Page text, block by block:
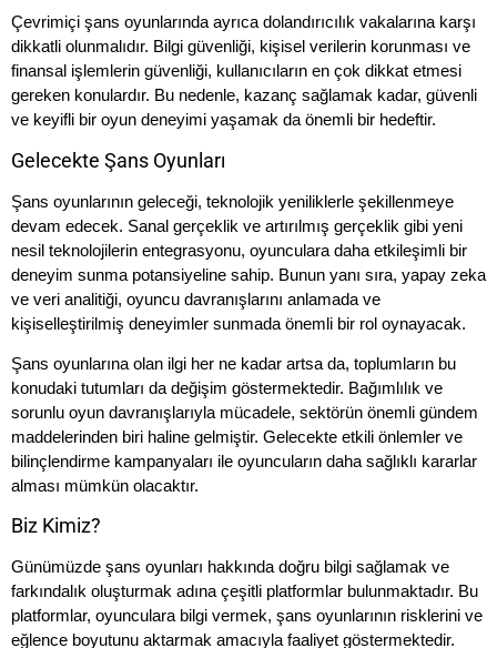
Çevrimiçi şans oyunlarında ayrıca dolandırıcılık vakalarına karşı
dikkatli olunmalıdır. Bilgi güvenliği, kişisel verilerin korunması ve
finansal işlemlerin güvenliği, kullanıcıların en çok dikkat etmesi
gereken konulardır. Bu nedenle, kazanç sağlamak kadar, güvenli
ve keyifli bir oyun deneyimi yaşamak da önemli bir hedeftir.
Gelecekte Şans Oyunları
Şans oyunlarının geleceği, teknolojik yeniliklerle şekillenmeye
devam edecek. Sanal gerçeklik ve artırılmış gerçeklik gibi yeni
nesil teknolojilerin entegrasyonu, oyunculara daha etkileşimli bir
deneyim sunma potansiyeline sahip. Bunun yanı sıra, yapay zeka
ve veri analitiği, oyuncu davranışlarını anlamada ve
kişiselleştirilmiş deneyimler sunmada önemli bir rol oynayacak.
Şans oyunlarına olan ilgi her ne kadar artsa da, toplumların bu
konudaki tutumları da değişim göstermektedir. Bağımlılık ve
sorunlu oyun davranışlarıyla mücadele, sektörün önemli gündem
maddelerinden biri haline gelmiştir. Gelecekte etkili önlemler ve
bilinçlendirme kampanyaları ile oyuncuların daha sağlıklı kararlar
alması mümkün olacaktır.
Biz Kimiz?
Günümüzde şans oyunları hakkında doğru bilgi sağlamak ve
farkındalık oluşturmak adına çeşitli platformlar bulunmaktadır. Bu
platformlar, oyunculara bilgi vermek, şans oyunlarının risklerini ve
eğlence boyutunu aktarmak amacıyla faaliyet göstermektedir.